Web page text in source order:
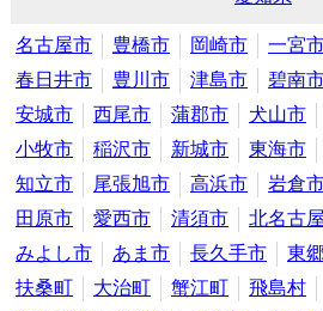
名古屋市 豊橋市 岡崎市 一宮
春日井市
豊川市 津島市 碧南
安城市
西尾市 蒲郡市 犬山市
小牧市
稲沢市 新城市 東海市
知立市
尾張旭市 高浜市 岩倉
田原市
愛西市 清須市 北名古
みよし市
あま市 長久手市 東
扶桑町
大治町 蟹江町 飛島村